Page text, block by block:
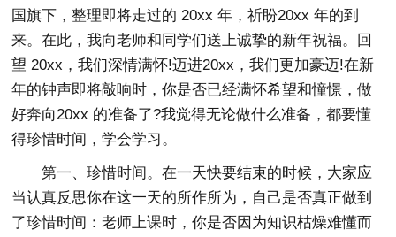
国旗下，整理即将走过的 20xx 年，祈盼20xx 年的到
来。在此，我向老师和同学们送上诚挚的新年祝福。回
望 20xx，我们深情满怀!迈进20xx，我们更加豪迈!在新
年的钟声即将敲响时，你是否已经满怀希望和憧憬，做
好奔向20xx 的准备了?我觉得无论做什么准备，都要懂
得珍惜时间，学会学习。
第一、珍惜时间。在一天快要结束的时候，大家应
当认真反思你在这一天的所作所为，自己是否真正做到
了珍惜时间：老师上课时，你是否因为知识枯燥难懂而